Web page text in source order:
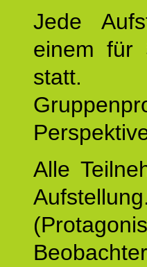
Jede
einem für
statt.
Alle